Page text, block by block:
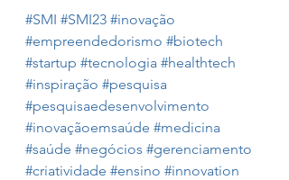
#SMI #SMI23 #inovação
#empreendedorismo #biotech
#startup #tecnologia #healthtech
#inspiração #pesquisa
#pesquisaedesenvolvimento
#inovaçãoemsaúde #medicina
#saúde #negócios #gerenciamento
#criatividade #ensino #innovation